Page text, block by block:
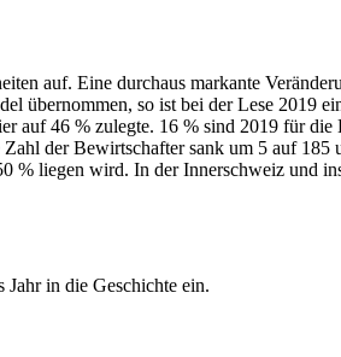
auf. Eine durchaus markante
übernommen, so ist bei der Lese 2019
46 % zulegte. 16 % sind 2019 für
der Bewirtschafter sank um 5 auf 185
liegen wird. In der Innerschweiz und
in die Geschichte ein.